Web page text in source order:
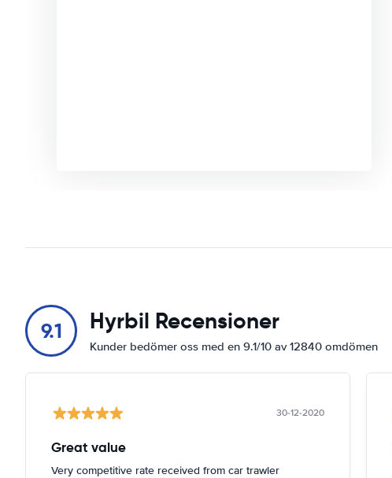
9.1 Hyrbil Recensioner
Kunder bedömer oss med en 9.1/10 av 12840 omdömen
30-12-2020
Great value
Very competitive rate received from car trawler